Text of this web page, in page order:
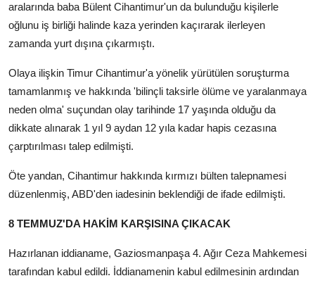
aralarında baba Bülent Cihantimur'un da bulunduğu kişilerle
oğlunu iş birliği halinde kaza yerinden kaçırarak ilerleyen
zamanda yurt dışına çıkarmıştı.
Olaya ilişkin Timur Cihantimur'a yönelik yürütülen soruşturma
tamamlanmış ve hakkında 'bilinçli taksirle ölüme ve yaralanmaya
neden olma' suçundan olay tarihinde 17 yaşında olduğu da
dikkate alınarak 1 yıl 9 aydan 12 yıla kadar hapis cezasına
çarptırılması talep edilmişti.
Öte yandan, Cihantimur hakkında kırmızı bülten talepnamesi
düzenlenmiş, ABD'den iadesinin beklendiği de ifade edilmişti.
8 TEMMUZ'DA HAKİM KARŞISINA ÇIKACAK
Hazırlanan iddianame, Gaziosmanpaşa 4. Ağır Ceza Mahkemesi
tarafından kabul edildi. İddianamenin kabul edilmesinin ardından